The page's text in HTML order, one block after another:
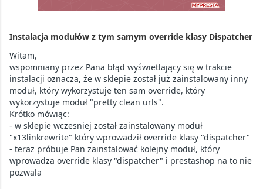
Instalacja modułów z tym samym override klasy Dispatcher
Witam,
wspomniany przez Pana błąd wyświetlający się w trakcie
instalacji oznacza, że w sklepie został już zainstalowany inny
moduł, który wykorzystuje ten sam override, który
wykorzystuje moduł "pretty clean urls".
Krótko mówiąc:
- w sklepie wczesniej został zainstalowany moduł
"x13linkrewrite" który wprowadził override klasy "dispatcher"
- teraz próbuje Pan zainstalować kolejny moduł, który
wprowadza override klasy "dispatcher" i prestashop na to nie
pozwala